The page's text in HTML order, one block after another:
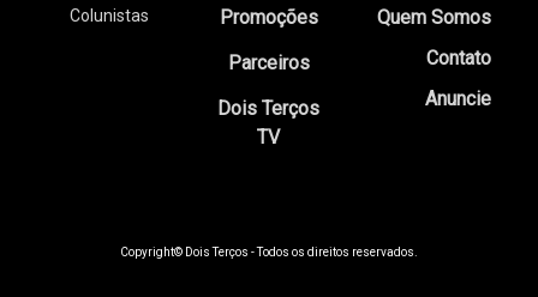
Colunistas
Promoções
Parceiros
Dois Terços
TV
Quem Somos
Contato
Anuncie
Copyright© Dois Terços - Todos os direitos reservados.